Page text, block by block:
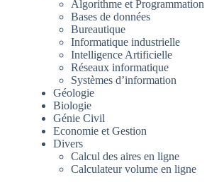
Algorithme et Programmation
Bases de données
Bureautique
Informatique industrielle
Intelligence Artificielle
Réseaux informatique
Systèmes d’information
Géologie
Biologie
Génie Civil
Economie et Gestion
Divers
Calcul des aires en ligne
Calculateur volume en ligne